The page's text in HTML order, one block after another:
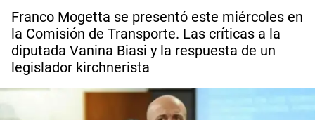
Franco Mogetta se presentó este miércoles en
la Comisión de Transporte. Las críticas a la
diputada Vanina Biasi y la respuesta de un
legislador kirchnerista